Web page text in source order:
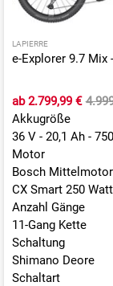
LAPIERRE
ab2.799,99 €
Akkugröße
36 V - 20,1 Ah -
Motor
Bosch
CX Smart 250 Watt
Anzahl Gänge
11-Gang Kette
Schaltung
Shimano Deore
Schaltart